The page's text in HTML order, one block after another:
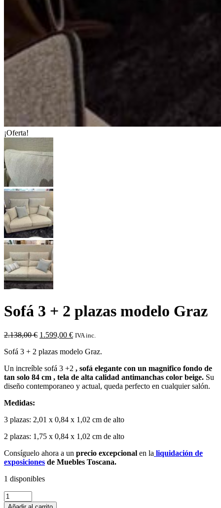
¡Oferta!
Sofá 3 + 2 plazas modelo Graz
2.138,00€ El
original
2.138,00 €.
1.599,00 €El
actual
1.599,00 €.
IVA inc.
Sofá 3 + 2 plazas modelo Graz.
Un increíble sofá 3 +2 , sofá elegante con un magnifico fondo de
tan solo 84 cm , tela de alta calidad antimanchas color beige. Su
diseño contemporaneo y actual, queda perfecto en cualquier salón.
Medidas:
3 plazas: 2,01 x 0,84 x 1,02 cm de alto
2 plazas: 1,75 x 0,84 x 1,02 cm de alto
Consíguelo ahora a un precio excepcional en la liquidación de
exposiciones de Muebles Toscana.
1 disponibles